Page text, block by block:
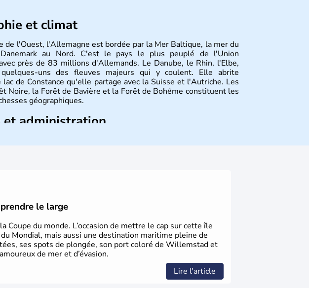
et climat
de l'Ouest, l'Allemagne est bordée par la Mer Baltique, la mer du
au Nord. C'est le pays le plus peuplé de l'Union
près de 83 millions d'Allemands. Le Danube, le Rhin, l'Elbe,
uns des fleuves majeurs qui y coulent. Elle abrite
de Constance qu'elle partage avec la Suisse et l'Autriche. Les
Noire, la Forêt de Bavière et la Forêt de Bohême constituent les
géographiques.
et administration
le large
Coupe du monde. L’occasion de mettre le cap sur cette île
Mondial, mais aussi une destination maritime pleine de
ses spots de plongée, son port coloré de Willemstad et
de mer et d’évasion.
Lire l'article